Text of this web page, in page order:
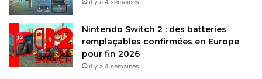
directe avec des modèles comme le
leSamsung Galaxy A56
disponibles via Amazon, le site officiel de OnePlus et les
boutiques partenaires dès leur lancement.
il y a 4 semaines
Nintendo Switch 2 : des batteries
remplaçables confirmées en Europe
pour fin 2026
il y a 4 semaines